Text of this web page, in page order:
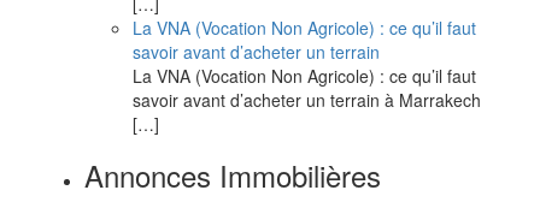
La VNA (Vocation Non Agricole) : ce qu’il faut
savoir avant d’acheter un terrain
La VNA (Vocation Non Agricole) : ce qu’il faut
savoir avant d’acheter un terrain à Marrakech
[…]
Annonces Immobilières